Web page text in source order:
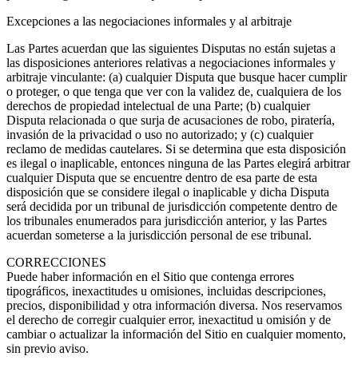
Excepciones a las negociaciones informales y al arbitraje
Las Partes acuerdan que las siguientes Disputas no están sujetas a
las disposiciones anteriores relativas a negociaciones informales y
arbitraje vinculante: (a) cualquier Disputa que busque hacer cumplir
o proteger, o que tenga que ver con la validez de, cualquiera de los
derechos de propiedad intelectual de una Parte; (b) cualquier
Disputa relacionada o que surja de acusaciones de robo, piratería,
invasión de la privacidad o uso no autorizado; y (c) cualquier
reclamo de medidas cautelares. Si se determina que esta disposición
es ilegal o inaplicable, entonces ninguna de las Partes elegirá arbitrar
cualquier Disputa que se encuentre dentro de esa parte de esta
disposición que se considere ilegal o inaplicable y dicha Disputa
será decidida por un tribunal de jurisdicción competente dentro de
los tribunales enumerados para jurisdicción anterior, y las Partes
acuerdan someterse a la jurisdicción personal de ese tribunal.
CORRECCIONES
Puede haber información en el Sitio que contenga errores
tipográficos, inexactitudes u omisiones, incluidas descripciones,
precios, disponibilidad y otra información diversa. Nos reservamos
el derecho de corregir cualquier error, inexactitud u omisión y de
cambiar o actualizar la información del Sitio en cualquier momento,
sin previo aviso.